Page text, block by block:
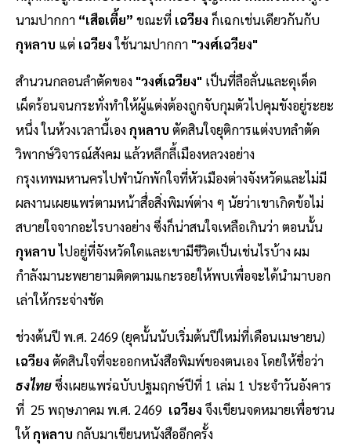
นามปากกา “เสือเตี้ย” ขณะที่ เฉวียง ก็เฉกเช่นเดียวกันกับ
กุหลาบ แต่ เฉวียงใช้นามปากกา "วงศ์เฉวียง"
สำนวนกลอนลำตัดของ "วงศ์เฉวียง" เป็นที่ลือลั่นและดุเด็ด
เผ็ดร้อนจนกระทั่งทำให้ผู้แต่งต้องถูกจับกุมตัวไปคุมขังอยู่ระยะ
หนึ่ง ในห้วงเวลานี้เองกุหลาบ ตัดสินใจยุติการแต่งบทลำตัด
วิพากษ์วิจารณ์สังคม แล้วหลีกลี้เมืองหลวงอย่าง
กรุงเทพมหานครไปพำนักพักใจที่หัวเมืองต่างจังหวัดและไม่มี
ผลงานเผยแพร่ตามหน้าสื่อสิ่งพิมพ์ต่าง ๆ นัยว่าเขาเกิดข้อไม่
สบายใจจากอะไรบางอย่าง ซึ่งก็น่าสนใจเหลือเกินว่า ตอนนั้น
กุหลาบไปอยู่ที่จังหวัดใดและเขามีชีวิตเป็นเช่นไรบ้าง ผม
กำลังมานะพยายามติดตามแกะรอยให้พบเพื่อจะได้นำมาบอก
เล่าให้กระจ่างชัด
ช่วงต้นปี พ.ศ. 2469 (ยุคนั้นนับเริ่มต้นปีใหม่ที่เดือนเมษายน)
เฉวียง ตัดสินใจที่จะออกหนังสือพิมพ์ของตนเอง โดยให้ชื่อว่า
ธงไทยซึ่งเผยแพร่ฉบับปฐมฤกษ์ปีที่ 1 เล่ม 1 ประจำวันอังคาร
ที่ 25 พฤษภาคม พ.ศ. 2469 เฉวียง จึงเขียนจดหมายเพื่อชวน
ให้กุหลาบ กลับมาเขียนหนังสืออีกครั้ง